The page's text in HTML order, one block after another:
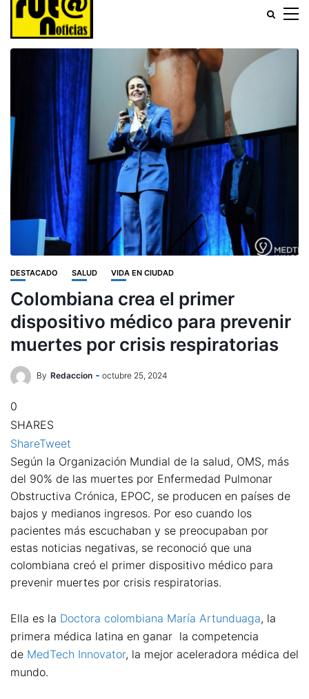
DESTACADO SALUD VIDA EN CIUDAD
Colombiana crea el primer
dispositivo médico para prevenir
muertes por crisis respiratorias
By Redaccion octubre 25, 2024
0
SHARES
ShareTweet
Según la Organización Mundial de la salud, OMS, más
del 90% de las muertes por Enfermedad Pulmonar
Obstructiva Crónica, EPOC, se producen en países de
bajos y medianos ingresos. Por eso cuando los
pacientes más escuchaban y se preocupaban por
estas noticias negativas, se reconoció que una
colombiana creó el primer dispositivo médico para
prevenir muertes por crisis respiratorias.
Ella es la Doctora colombiana María Artunduaga, la
primera médica latina en ganar la competencia
de MedTech Innovator, la mejor aceleradora médica del
mundo.